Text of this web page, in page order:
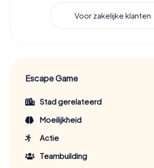
Voor zakelijke klanten
Escape Game
Stad gerelateerd
Moeilijkheid
Actie
Teambuilding